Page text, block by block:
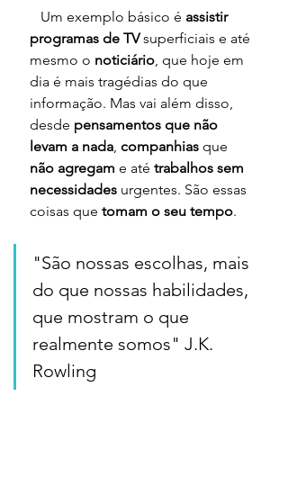
   Um exemplo básico é
assistir
programas de TV superficiais e até
mesmo o noticiário, que hoje em
dia é mais tragédias do que
informação. Mas vai além disso,
desde pensamentos que não
levam a nada, companhias que
não agregam e até trabalhos sem
necessidades urgentes. São essas
coisas que tomam o seu tempo.
"São nossas escolhas, mais
do que nossas habilidades,
que mostram o que
realmente somos" J.K.
Rowling